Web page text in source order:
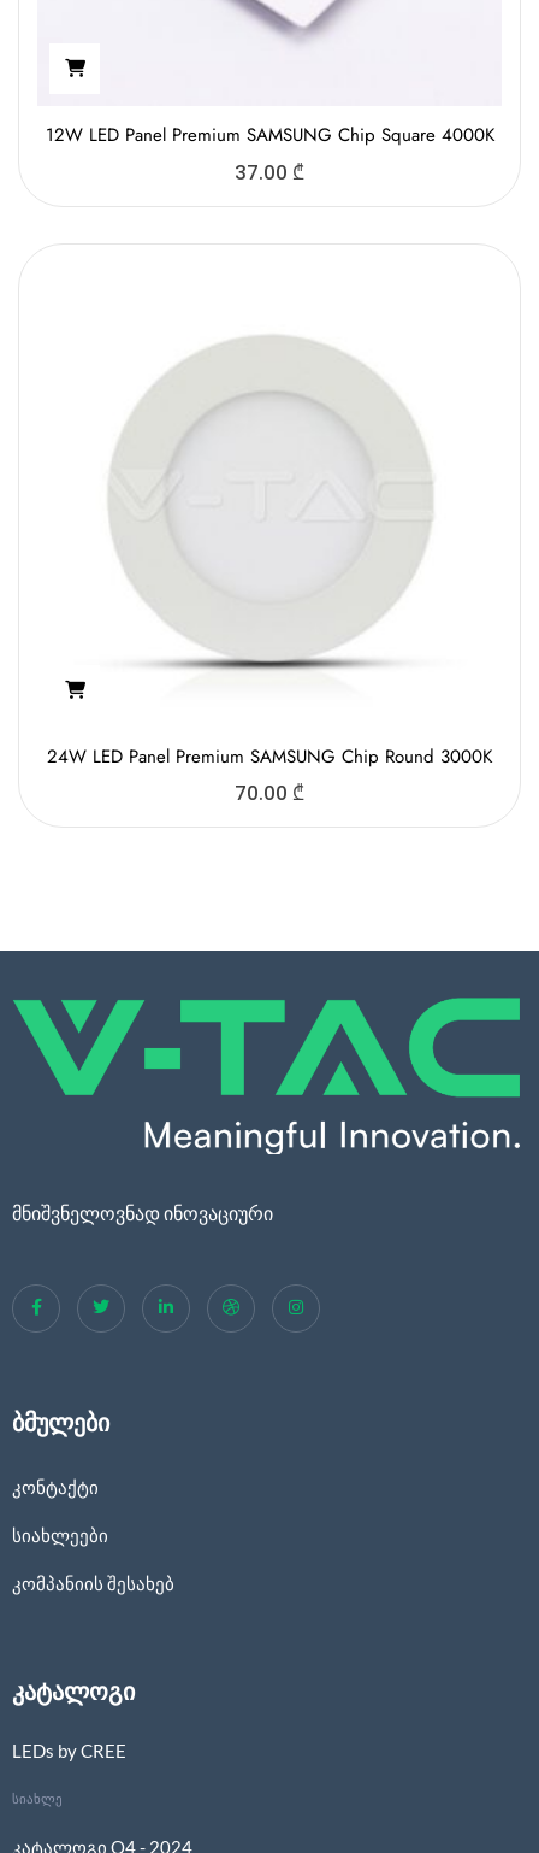
12W LED Panel Premium SAMSUNG Chip Square 4000K
37.00 ₾
24W LED Panel Premium SAMSUNG Chip Round 3000K
70.00 ₾
მნიშვნელოვნად ინოვაციური
ბმულები
კონტაქტი
სიახლეები
კომპანიის შესახებ
კატალოგი
LEDs by CREE
სიახლე
კატალოგი Q4 - 2024